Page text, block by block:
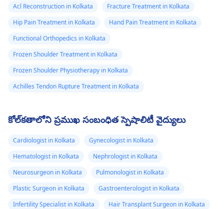
Acl Reconstruction in Kolkata
Fracture Treatment in Kolkata
Hip Pain Treatment in Kolkata
Hand Pain Treatment in Kolkata
Functional Orthopedics in Kolkata
Frozen Shoulder Treatment in Kolkata
Frozen Shoulder Physiotherapy in Kolkata
Achilles Tendon Rupture Treatment in Kolkata
కోల్‌కతాలోని ప్రముఖ సంబంధిత స్పెషాలిటీ వైద్యులు
Cardiologist in Kolkata
Gynecologist in Kolkata
Hematologist in Kolkata
Nephrologist in Kolkata
Neurosurgeon in Kolkata
Pulmonologist in Kolkata
Plastic Surgeon in Kolkata
Gastroenterologist in Kolkata
Infertility Specialist in Kolkata
Hair Transplant Surgeon in Kolkata